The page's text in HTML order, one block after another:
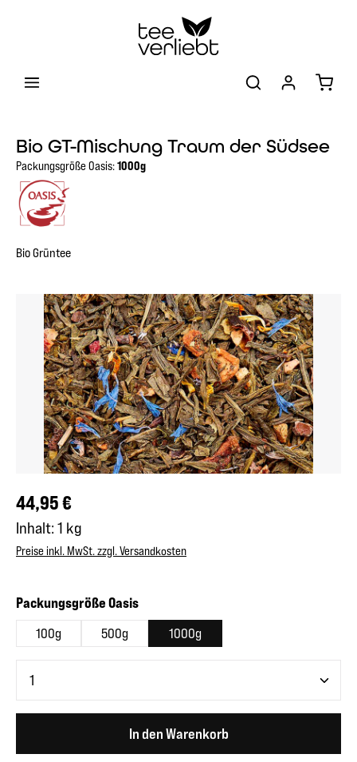
Bio GT-Mischung Traum der Südsee
Packungsgröße Oasis:1000g
Bio Grüntee
Bildergalerie überspringen
Regulärer Preis:
44,95 €
Inhalt: 1 kg
Preise inkl. MwSt. zzgl. Versandkosten
Packungsgröße Oasisauswählen
100g 500g 1000g
In den Warenkorb